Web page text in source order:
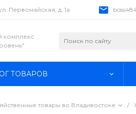
Первомайская, д. 1а
комплекс
ТОВАРОВ
товары во Владивостоке /